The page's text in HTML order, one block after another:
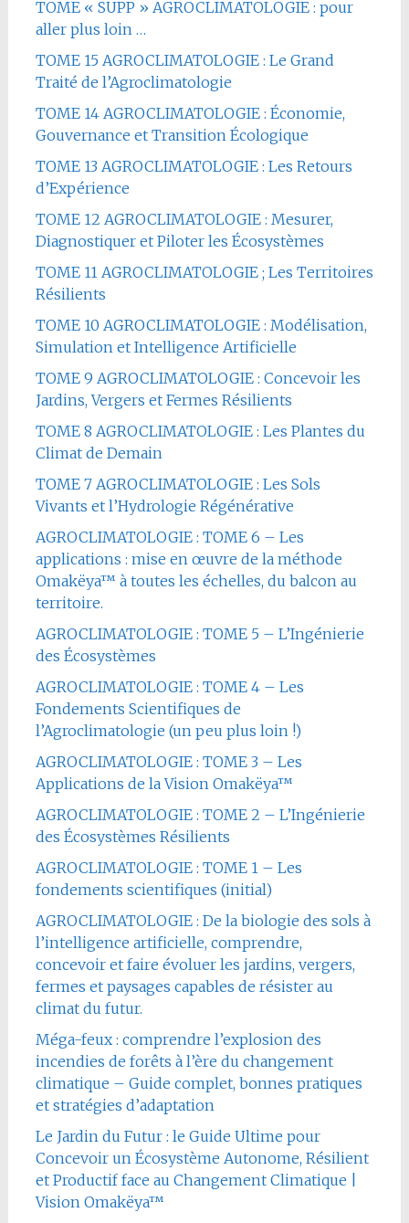
TOME « SUPP » AGROCLIMATOLOGIE : pour
aller plus loin …
TOME 15 AGROCLIMATOLOGIE : Le Grand
Traité de l’Agroclimatologie
TOME 14 AGROCLIMATOLOGIE : Économie,
Gouvernance et Transition Écologique
TOME 13 AGROCLIMATOLOGIE : Les Retours
d’Expérience
TOME 12 AGROCLIMATOLOGIE : Mesurer,
Diagnostiquer et Piloter les Écosystèmes
TOME 11 AGROCLIMATOLOGIE ; Les Territoires
Résilients
TOME 10 AGROCLIMATOLOGIE : Modélisation,
Simulation et Intelligence Artificielle
TOME 9 AGROCLIMATOLOGIE : Concevoir les
Jardins, Vergers et Fermes Résilients
TOME 8 AGROCLIMATOLOGIE : Les Plantes du
Climat de Demain
TOME 7 AGROCLIMATOLOGIE : Les Sols
Vivants et l’Hydrologie Régénérative
AGROCLIMATOLOGIE : TOME 6 – Les
applications : mise en œuvre de la méthode
Omakëya™ à toutes les échelles, du balcon au
territoire.
AGROCLIMATOLOGIE : TOME 5 – L’Ingénierie
des Écosystèmes
AGROCLIMATOLOGIE : TOME 4 – Les
Fondements Scientifiques de
l’Agroclimatologie (un peu plus loin !)
AGROCLIMATOLOGIE : TOME 3 – Les
Applications de la Vision Omakëya™
AGROCLIMATOLOGIE : TOME 2 – L’Ingénierie
des Écosystèmes Résilients
AGROCLIMATOLOGIE : TOME 1 – Les
fondements scientifiques (initial)
AGROCLIMATOLOGIE : De la biologie des sols à
l’intelligence artificielle, comprendre,
concevoir et faire évoluer les jardins, vergers,
fermes et paysages capables de résister au
climat du futur.
Méga-feux : comprendre l’explosion des
incendies de forêts à l’ère du changement
climatique – Guide complet, bonnes pratiques
et stratégies d’adaptation
Le Jardin du Futur : le Guide Ultime pour
Concevoir un Écosystème Autonome, Résilient
et Productif face au Changement Climatique |
Vision Omakëya™